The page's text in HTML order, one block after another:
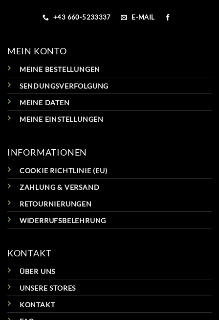
+43 660-5233337 E-MAIL
MEIN KONTO
MEINE BESTELLUNGEN
SENDUNGSVERFOLGUNG
MEINE DATEN
MEINE EINSTELLUNGEN
INFORMATIONEN
COOKIE RICHTLINIE (EU)
ZAHLUNG & VERSAND
RETOURNIERUNGEN
WIDERRUFSBELEHRUNG
KONTAKT
ÜBER UNS
UNSERE STORES
KONTAKT